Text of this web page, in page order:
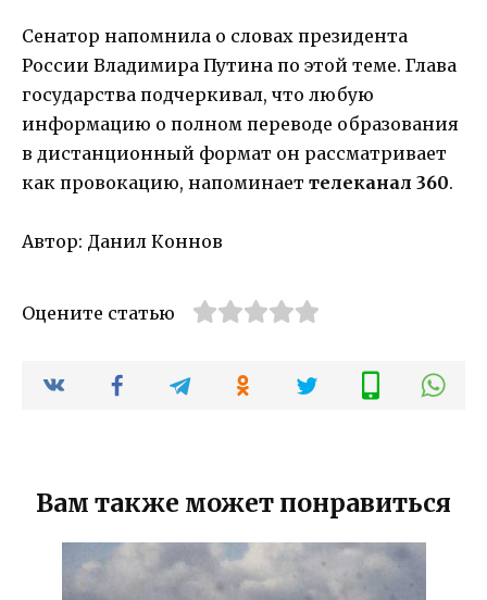
Сенатор напомнила о словах президента
России Владимира Путина по этой теме. Глава
государства подчеркивал, что любую
информацию о полном переводе образования
в дистанционный формат он рассматривает
как провокацию, напоминает телеканал 360.
Автор: Данил Коннов
Оцените статью
Вам также может понравиться